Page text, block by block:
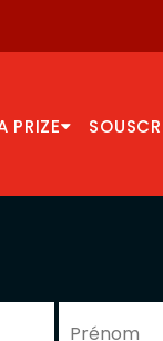
PRIZE